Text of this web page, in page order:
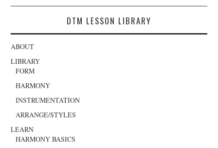
DTM LESSON LIBRARY
ABOUT
LIBRARY
FORM
HARMONY
INSTRUMENTATION
ARRANGE/STYLES
LEARN
HARMONY BASICS